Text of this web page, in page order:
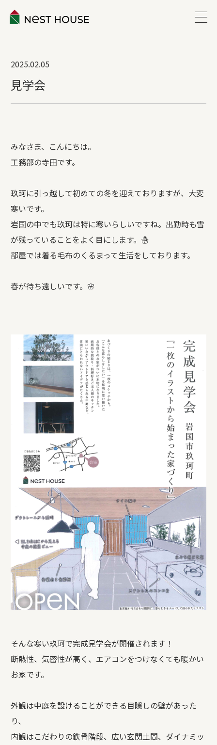
ABOUT
VOICE
ESTATE
REFORM
BLOG
COMPANY
新築住宅のお問い合わせ
リフォームのお問い合わせ
2025.02.05
見学会
みなさま、こんにちは。
工務部の寺田です。
玖珂に引っ越して初めての冬を迎えておりますが、大変
寒いです。
岩国の中でも玖珂は特に寒いらしいですね。出勤時も雪
が残っていることをよく目にします。☃
部屋では着る毛布のくるまって生活をしております。
春が待ち遠しいです。🌸
そんな寒い玖珂で完成見学会が開催されます！
断熱性、気密性が高く、エアコンをつけなくても暖かい
お家です。
外観は中庭を設けることができる目隠しの壁があった
り、
内観はこだわりの鉄骨階段、広い玄関土間、ダイナミッ